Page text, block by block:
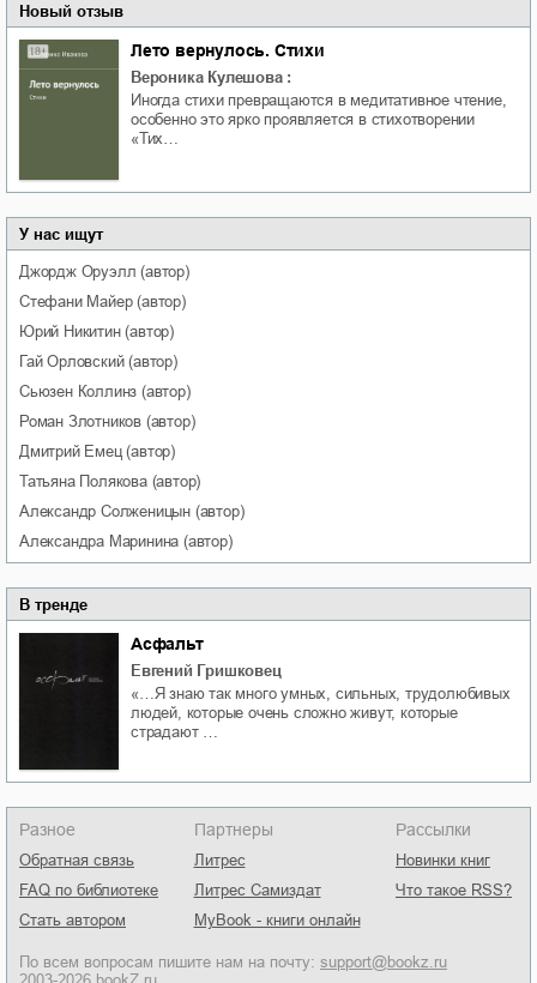
Новый отзыв
Лето вернулось. Стихи
Вероника Кулешова :
Иногда стихи превращаются в медитативное чтение,
особенно это ярко проявляется в стихотворении
«Тих…
У нас ищут
Джордж Оруэлл (автор)
Стефани Майер(автор)
Юрий Никитин(автор)
Гай Орловский(автор)
Сьюзен Коллинз (автор)
Роман Злотников (автор)
Дмитрий Емец(автор)
Татьяна Полякова(автор)
Александр Солженицын (автор)
Александра Маринина (автор)
В тренде
Асфальт
Евгений Гришковец
«…Я знаю так много умных, сильных, трудолюбивых
людей, которые очень сложно живут, которые
страдают …
Разное
Обратная связь
FAQ по библиотеке
Стать автором
Партнеры
Литрес
Литрес Самиздат
MyBook - книги онлайн
Рассылки
Новинки книг
Что такое RSS?
По всем вопросам пишите нам на почту: support@bookz.ru